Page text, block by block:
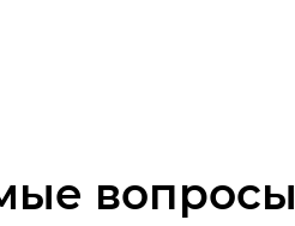
вопросы